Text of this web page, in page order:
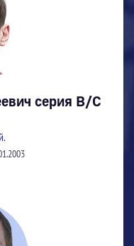
серия В/С